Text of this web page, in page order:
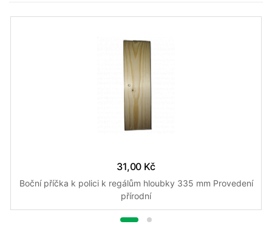
31,00 Kč
Boční příčka k polici k regálům hloubky 335 mm Provedení
přírodní